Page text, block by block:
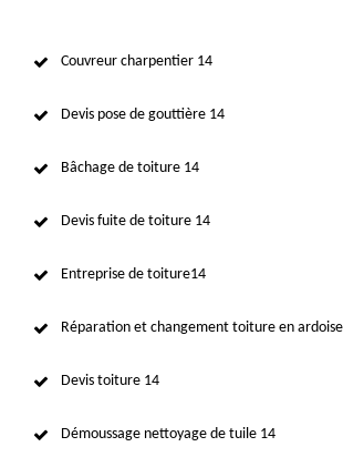
Couvreur charpentier 14
Devis pose de gouttière 14
Bâchage de toiture 14
Devis fuite de toiture 14
Entreprise de toiture14
Réparation et changement toiture en
Devis toiture 14
Démoussage nettoyage de tuile 14